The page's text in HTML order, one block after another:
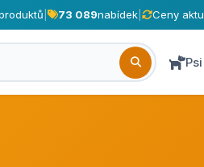
73 089nabídek| Ceny
Psi